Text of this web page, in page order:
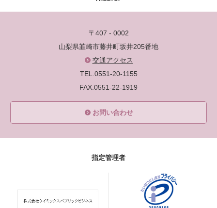
〒407 - 0002
山梨県韮崎市藤井町坂井205番地
交通アクセス
TEL.0551-20-1155
FAX.0551-22-1919
お問い合わせ
指定管理者